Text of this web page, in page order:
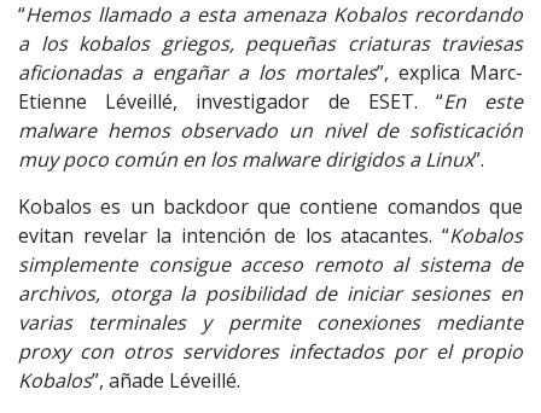
“Hemos llamado a esta amenaza Kobalos recordando
a los kobalos griegos, pequeñas criaturas traviesas
aficionadas a engañar a los mortales”, explica Marc-
Etienne Léveillé, investigador de ESET. “En este
malware hemos observado un nivel de sofisticación
muy poco común en los malware dirigidos a Linux”.
Kobalos es un backdoor que contiene comandos que
evitan revelar la intención de los atacantes. “Kobalos
simplemente consigue acceso remoto al sistema de
archivos, otorga la posibilidad de iniciar sesiones en
varias terminales y permite conexiones mediante
proxy con otros servidores infectados por el propio
Kobalos”, añade Léveillé.